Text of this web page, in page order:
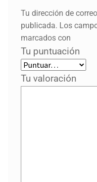
Tu dirección de
publicada. Los
marcados con
Tu puntuación
Tu valoración